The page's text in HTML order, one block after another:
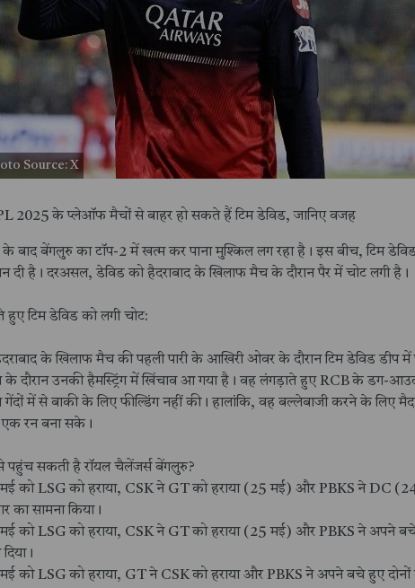
Source: X
2025 के प्लेऑफ मैचों से बाहर हो सकते हैं टिम डेविड, जानिए वजह
के बाद बेंगलुरु का टॉप-2 में खत्म कर पाना मुश्किल लग रहा है। इस बीच, टिम
दी है। दरअसल, डेविड को हैदराबाद के खिलाफ मैच के दौरान पैर में चोट लगी है।
हुए टिम डेविड को लगी चोट:
के खिलाफ मैच की पहली पारी के आखिरी ओवर के दौरान टिम डेविड डीप
के दौरान उनकी हैमस्ट्रिंग में खिंचाव आ गया है। वह लंगड़ाते हुए RCB के
गेंदों में से बाकी के लिए फील्डिंग नहीं की। हालांकि, वह बल्लेबाजी करने के लिए
एक रन बना सके।
पहुंच सकती है रॉयल चैलेंजर्स बेंगलुरु?
को LSG को हराया, CSK ने GT को हराया (25 मई) और PBKS ने DC
का सामना किया।
को LSG को हराया, CSK ने GT को हराया (25 मई) और PBKS ने अपने
को LSG को हराया, GT ने CSK को हराया और PBKS ने अपने बचे हुए दोनों